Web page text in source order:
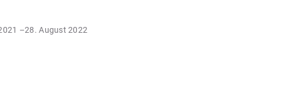
–28. August 2022